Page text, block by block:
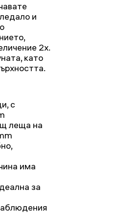
и
2x.
като
с
леща на
има
за